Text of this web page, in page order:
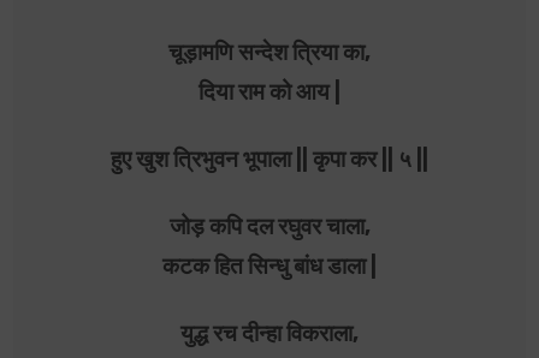
चूड़ामणि सन्देश त्रिया का,
दिया राम को आय |
हुए खुश त्रिभुवन भूपाला || कृपा कर || ५ ||
जोड़ कपि दल रघुवर चाला,
कटक हित सिन्धु बांध डाला |
युद्ध रच दीन्हा विकराला,